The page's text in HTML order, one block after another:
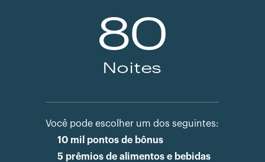
80
Noites
Você pode escolher um dos seguintes:
10 mil pontos de bônus
5 prêmios de alimentos e bebidas